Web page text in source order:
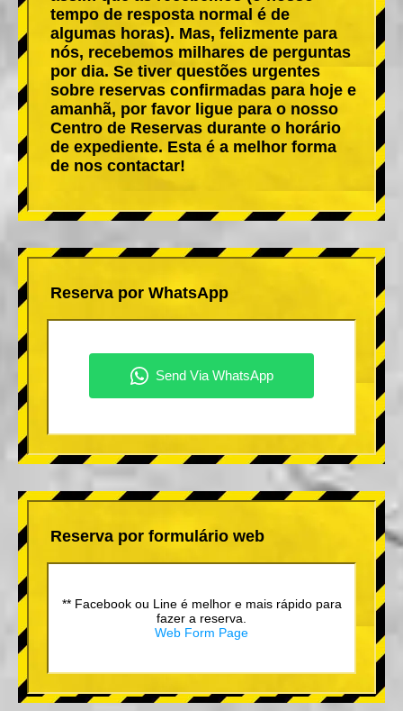
tempo de resposta normal é de
algumas horas). Mas, felizmente para
nós, recebemos milhares de perguntas
por dia. Se tiver questões urgentes
sobre reservas confirmadas para hoje e
amanhã, por favor ligue para o nosso
Centro de Reservas durante o horário
de expediente. Esta é a melhor forma
de nos contactar!
Reserva por WhatsApp
Reserva por formulário web
** Facebook ou Line é melhor e mais rápido para
fazer a reserva.
Web Form Page